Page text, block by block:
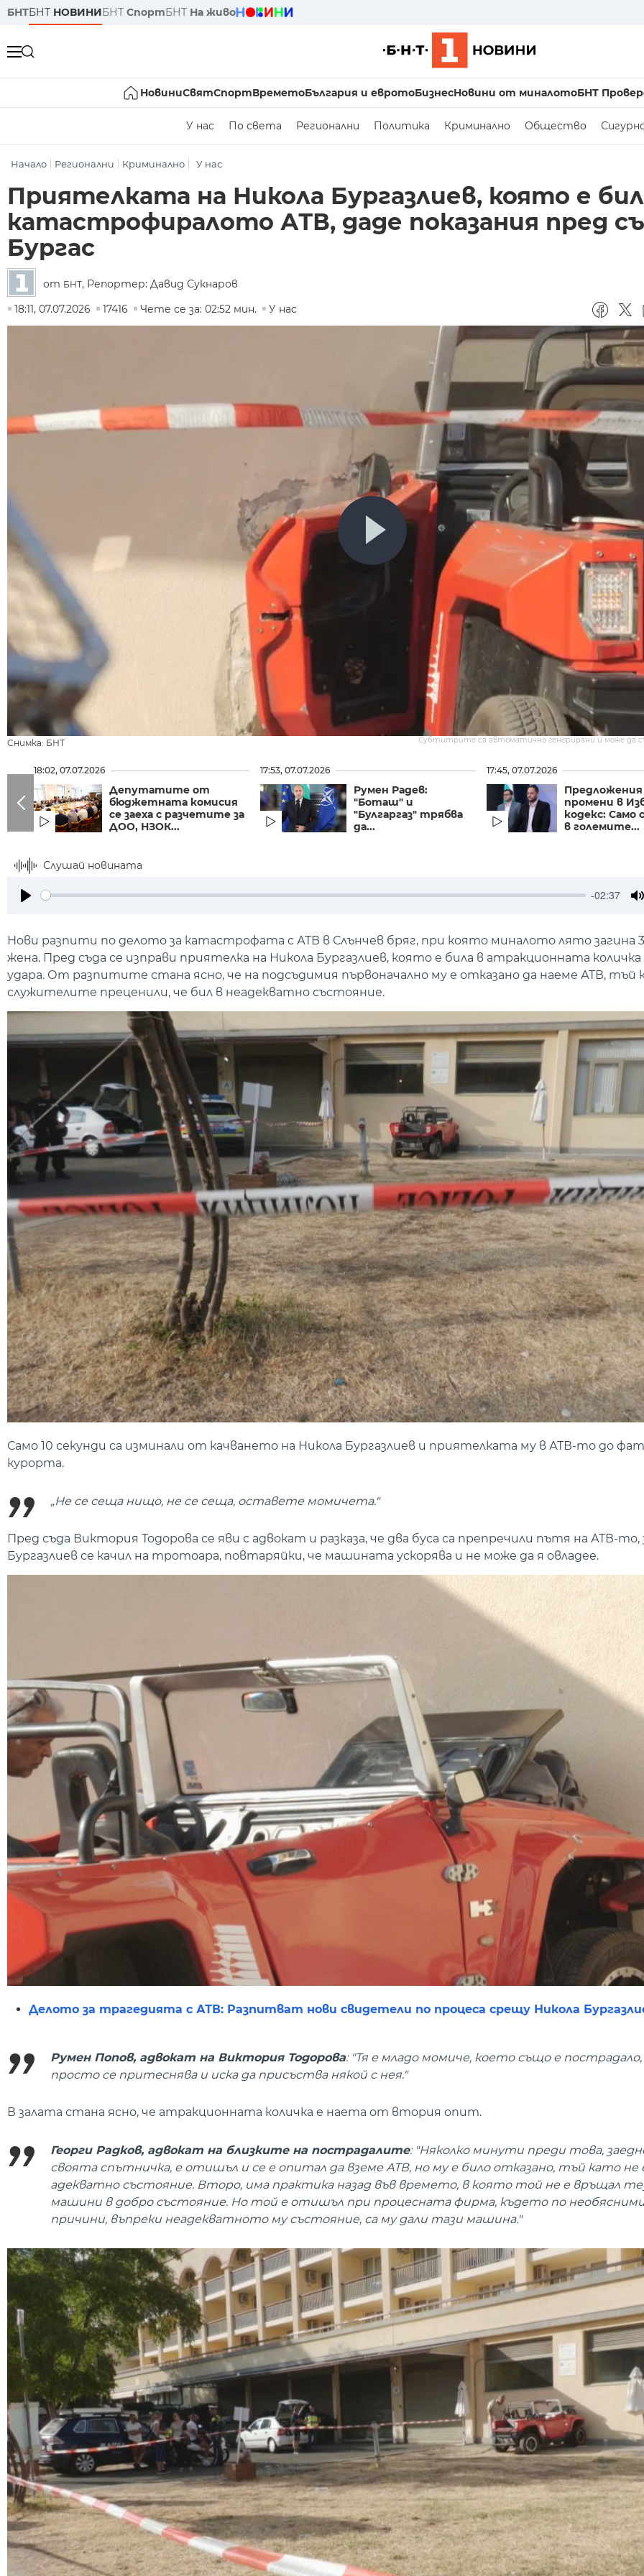
БНТБНТ НОВИНИБНТ СпортБНТ На живо
НовиниСвятСпортВреметоБългария и евротоБизнесНовини от миналотоБНТ
У нас По света Регионални Политика Криминално Общество
Начало Регионални Криминално У нас
Приятелката на Никола Бургазлиев, която е
катастрофиралото АТВ, даде показания пред
Бургас
от БНТ, Репортер: Давид Сукнаров
18:11, 07.07.2026
17416 Чете се за: 02:52 мин. У нас
Снимка: БНТ Субтитрите са автоматично генерирани и може да
18:02, 07.07.2026
Депутатите от
бюджетната комисия
се заеха с разчетите за
ДОО, НЗОК...
17:53, 07.07.2026
Румен Радев:
"Боташ" и
"Булгаргаз" трябва
да...
17:45, 07.07.2026
Предложения
промени в
кодекс: Само
в големите...
Слушай новината
-02:37
Нови разпити по делото за катастрофата с АТВ в Слънчев бряг, при която миналото лято загина
жена. Пред съда се изправи приятелка на Никола Бургазлиев, която е била в атракционната
удара. От разпитите стана ясно, че на подсъдимия първоначално му е отказано да наеме АТВ, тъй
служителите преценили, че бил в неадекватно състояние.
Само 10 секунди са изминали от качването на Никола Бургазлиев и приятелката му в АТВ-то до
курорта.
„Не се сеща нищо, не се сеща, оставете момичета."
Пред съда Виктория Тодорова се яви с адвокат и разказа, че два буса са препречили пътя на АТВ-
Бургазлиев се качил на тротоара, повтаряйки, че машината ускорява и не може да я овладее.
Делото за трагедията с АТВ: Разпитват нови свидетели по процеса срещу Никола
Румен Попов, адвокат на Виктория Тодорова: "Тя е младо момиче, което също е
просто се притеснява и иска да присъства някой с нея."
В залата стана ясно, че атракционната количка е наета от втория опит.
Георги Радков, адвокат на близките на пострадалите: "Няколко минути преди това,
своята спътничка, е отишъл и се е опитал да вземе АТВ, но му е било отказано, тъй като не
адекватно състояние. Второ, има практика назад във времето, в която той не е връщал
машини в добро състояние. Но той е отишъл при процесната фирма, където по необясними
причини, въпреки неадекватното му състояние, са му дали тази машина."